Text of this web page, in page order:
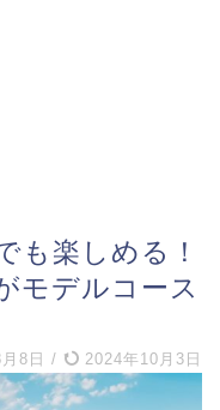
も楽しめる！
モデルコース
8日 / 2024年10月3日